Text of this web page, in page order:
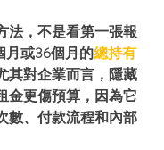
法，不是看第一張報
月或36個月的總持有
其對企業而言，隱藏
金更傷預算，因為它
數、付款流程和內部